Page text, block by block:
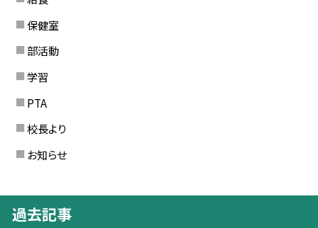
保健室
部活動
学習
PTA
校長より
お知らせ
過去記事